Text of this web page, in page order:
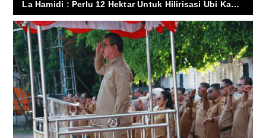
La Hamidi : Perlu 12 Hektar Untuk Hilirisasi Ubi Kayu Di Bursel, Sementara Perjuangkan Lahan HPH